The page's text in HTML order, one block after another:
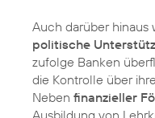
Auch darüber hinaus
politische
zufolge Banken
die Kontrolle über
Neben finanzieller
Ausbildung von